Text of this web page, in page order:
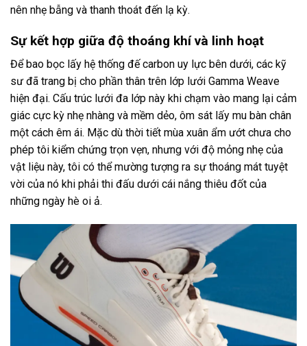
nên nhẹ bẫng và thanh thoát đến lạ kỳ.
Sự kết hợp giữa độ thoáng khí và linh hoạt
Để bao bọc lấy hệ thống đế carbon uy lực bên dưới, các kỹ
sư đã trang bị cho phần thân trên lớp lưới Gamma Weave
hiện đại. Cấu trúc lưới đa lớp này khi chạm vào mang lại cảm
giác cực kỳ nhẹ nhàng và mềm dẻo, ôm sát lấy mu bàn chân
một cách êm ái. Mặc dù thời tiết mùa xuân ẩm ướt chưa cho
phép tôi kiểm chứng trọn vẹn, nhưng với độ mỏng nhẹ của
vật liệu này, tôi có thể mường tượng ra sự thoáng mát tuyệt
vời của nó khi phải thi đấu dưới cái nắng thiêu đốt của
những ngày hè oi ả.